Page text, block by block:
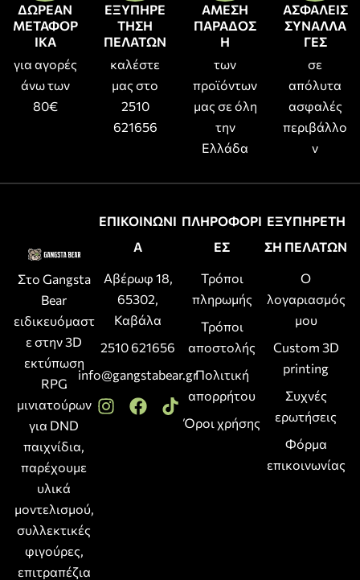
ΔΩΡΕΑΝ
ΜΕΤΑΦΟΡ
ΙΚΑ
για αγορές
άνω των
80€
ΕΞΥΠΗΡΕ
ΤΗΣΗ
ΠΕΛΑΤΩΝ
καλέστε
μας στο
2510
621656
ΑΜΕΣΗ
ΠΑΡΑΔΟΣ
Η
των
προϊόντων
μας σε όλη
την
Ελλάδα
ΑΣΦΑΛΕΙΣ
ΣΥΝΑΛΛΑ
ΓΕΣ
σε
απόλυτα
ασφαλές
περιβάλλο
ν
Στο Gangsta
Bear
ειδικευόμαστ
ε στην 3D
εκτύπωση
RPG
μινιατούρων
για DND
παιχνίδια,
παρέχουμε
υλικά
μοντελισμού,
συλλεκτικές
φιγούρες,
επιτραπέζια
ΕΠΙΚΟΙΝΩΝΙ
Α
Αβέρωφ 18,
65302,
Καβάλα
2510 621656
info@gangstabear.gr
ΠΛΗΡΟΦΟΡΙ
ΕΣ
Τρόποι
πληρωμής
Τρόποι
αποστολής
Πολιτική
απορρήτου
Όροι χρήσης
ΕΞΥΠΗΡΕΤΗ
ΣΗ ΠΕΛΑΤΩΝ
Ο
λογαριασμός
μου
Custom 3D
printing
Συχνές
ερωτήσεις
Φόρμα
επικοινωνίας